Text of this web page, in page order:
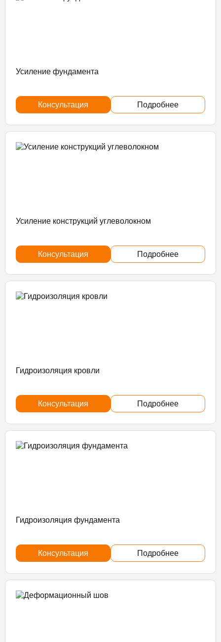
Усиление фундамента
Консультация Подробнее
Усиление конструкций углеволокном
Консультация Подробнее
Гидроизоляция кровли
Консультация Подробнее
Гидроизоляция фундамента
Консультация Подробнее